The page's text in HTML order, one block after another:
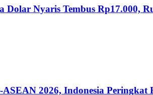
Nyaris Tembus Rp17.000,
2026, Indonesia Peringkat